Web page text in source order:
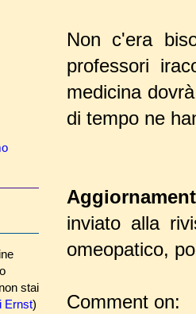
Non c'era
professori
medicina
di tempo ne
inviato alla
omeopatico,
Comment on:
stai
Ernst)